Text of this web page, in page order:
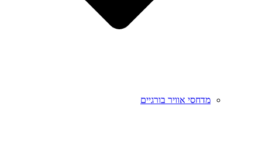
מדחסי אוויר בורגיים